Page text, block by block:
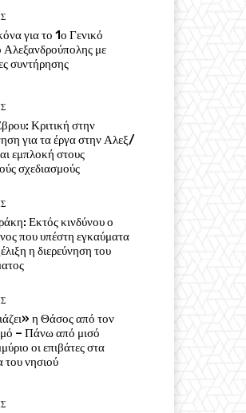
για το 1ο Γενικό
Αλεξανδρούπολης με
συντήρησης
Κριτική στην
για τα έργα στην Αλεξ/
εμπλοκή στους
σχεδιασμούς
Εκτός κινδύνου ο
που υπέστη εγκαύματα
η διερεύνηση του
η Θάσος από τον
– Πάνω από μισό
οι επιβάτες στα
του νησιού